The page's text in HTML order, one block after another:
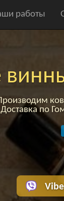
работы
Доставка по